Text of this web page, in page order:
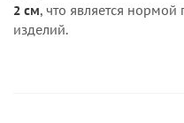
2 см, что является
изделий.